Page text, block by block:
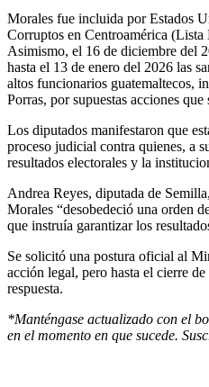
Morales fue incluida por Estados
Corruptos en Centroamérica
Asimismo, el 16 de diciembre del
hasta el 13 de enero del 2026 las
altos funcionarios guatemaltecos,
Porras, por supuestas acciones
Los diputados manifestaron que
proceso judicial contra quienes, a
resultados electorales y la
Andrea Reyes, diputada de
Morales “desobedeció una orden
que instruía garantizar los
Se solicitó una postura oficial al
acción legal, pero hasta el cierre
respuesta.
*Manténgase actualizado con el
en el momento en que sucede.